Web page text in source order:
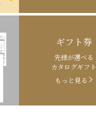
ギフト券
先様が選べる
カタログギフト
もっと見る